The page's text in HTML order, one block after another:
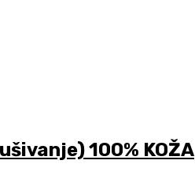
100% KOŽA